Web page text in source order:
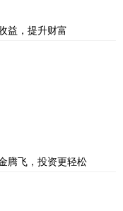
益，提升财富
腾飞，投资更轻松